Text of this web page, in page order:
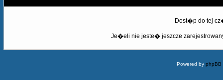
Dost�p do tej
Je�eli nie jeste� jeszcze
Powered byphpBB